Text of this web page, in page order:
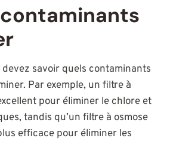
devez savoir quels contaminants
Par exemple, un filtre à
pour éliminer le chlore et
tandis qu’un filtre à osmose
efficace pour éliminer les